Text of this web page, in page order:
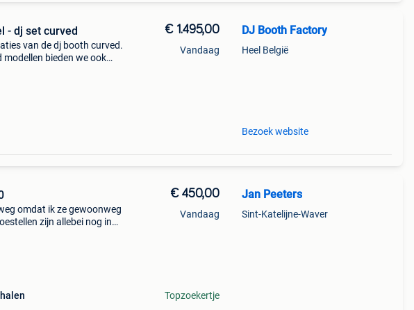
- dj set curved
van de dj booth curved.
bieden we ook
€ 1.495,00
Vandaag
DJ Booth Factory
Heel België
Bezoek website
omdat ik ze gewoonweg
zijn allebei nog in
€ 450,00
Vandaag
Topzoekertje
Jan Peeters
Sint-Katelijne-Waver